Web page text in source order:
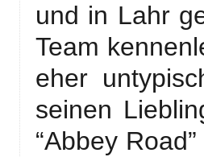
und in Lahr
Team
eher
seinen
“Abbey